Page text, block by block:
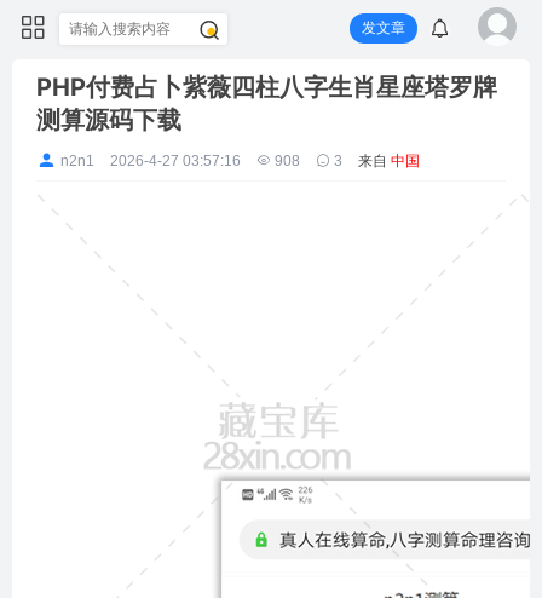
发文章
PHP付费占卜紫薇四柱八字生肖星座塔罗牌
测算源码下载
n2n1 2026-4-27 03:57:16 908 3 来自 中国